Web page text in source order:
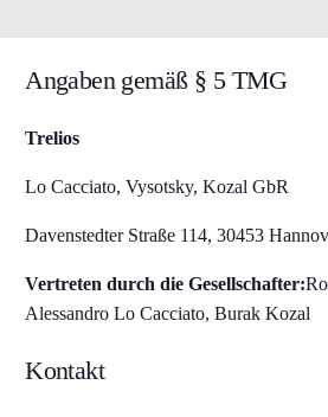
Angaben gemäß § 5 TMG
Trelios
Lo Cacciato, Vysotsky, Kozal GbR
Davenstedter Straße 114, 30453
Vertreten durch die Gesellschafter:
Alessandro Lo Cacciato, Burak Kozal
Kontakt